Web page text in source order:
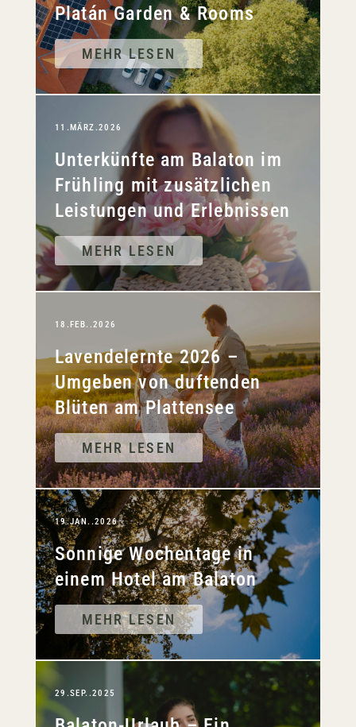
Platán Garden & Rooms
MEHR LESEN
11.MÄRZ.2026
Unterkünfte am Balaton im
Frühling mit zusätzlichen
Leistungen und Erlebnissen
MEHR LESEN
18.FEB..2026
Lavendelernte 2026 –
Umgeben von duftenden
Blüten am Plattensee
MEHR LESEN
19.JAN..2026
Sonnige Wochentage in
einem Hotel am Balaton
MEHR LESEN
29.SEP..2025